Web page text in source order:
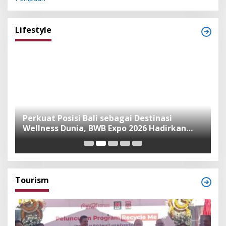
Lifestyle
Perkuat Posisi Bali sebagai Destinasi
Wellness Dunia, BWB Expo 2026 Hadirkan
Exhibitor Nasional dan Global
Tourism